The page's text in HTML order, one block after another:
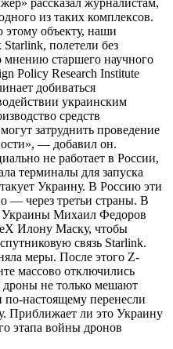
из таких комплексов.
этому объекту, наши
полетели без
старшего научного
Policy Research Institute
добиваться
украинским
средств
затруднить проведение
— добавил он.
не работает в России,
терминалы для запуска
Украину. В Россию эти
— через третьи страны. В
Украины Михаил Федоров
Илону Маску, чтобы
связь Starlink.
меры. После этого Z-
массово отключились
не только мешают
настоящему перенесли
Приближает ли это Украину
этапа войны дронов